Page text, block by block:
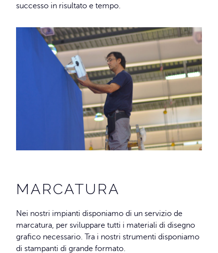
successo in risultato e tempo.
MARCATURA
Nei nostri impianti disponiamo di un servizio de
marcatura, per sviluppare tutti i materiali di disegno
grafico necessario. Tra i nostri strumenti disponiamo
di stampanti di grande formato.